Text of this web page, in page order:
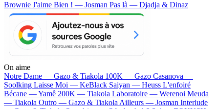
Brownie J'aime Bien ! — Josman Pas là — Djadja & Dinaz
On aime
Notre Dame — Gazo & Tiakola 100K — Gazo Casanova —
Soolking Laisse Moi — KeBlack Saiyan — Heuss L'enfoiré
Bécane —Yamê 200K — Tiakola Laboratoire — Werenoi Meuda
— Tiakola Outro — Gazo & TiakolaAilleurs — Josman Interlude